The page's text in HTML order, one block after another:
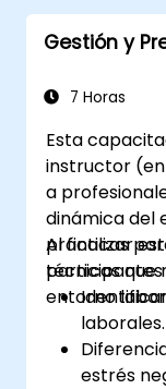
Gestión y
7 Horas
Esta
instructor
a
dinámica del
prácticas
técnicas que
entorno
Al finalizar
participantes
laborales.
estrés